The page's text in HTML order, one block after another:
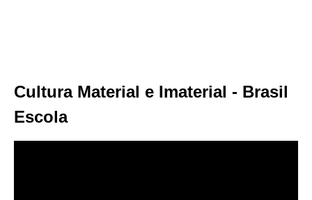
Cultura Material e Imaterial - Brasil
Escola